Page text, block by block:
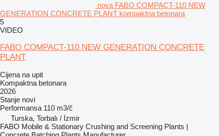
nova FABO COMPACT-110 NEW
GENERATION CONCRETE PLANT kompaktna betonara
5
VIDEO
FABO COMPACT-110 NEW GENERATION CONCRETE
PLANT
Cijena na upit
Kompaktna betonara
2026
Stanje novi
Performansa 110 m3/č
Turska, Torbalı / İzmir
FABO Mobile & Stationary Crushing and Screening Plants |